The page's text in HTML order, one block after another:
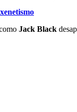
Jack Black